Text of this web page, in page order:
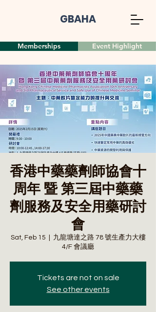
GBAHA
Memberships Event Highlight
香港中藥藥劑師協會十
周年 暨 第三屆中藥藥
劑服務及安全用藥研討
會
Sat, Feb 15
九龍塘達之路 78 號生產力大樓
4/F 會議廳
Tickets are not on sale
See other events